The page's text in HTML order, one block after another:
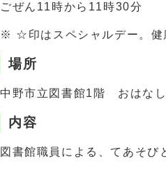
ごぜん11時から11時30分
※ ☆印はスペシャルデー。健
場所
中野市立図書館1階 おはな
内容
図書館職員による、てあそび